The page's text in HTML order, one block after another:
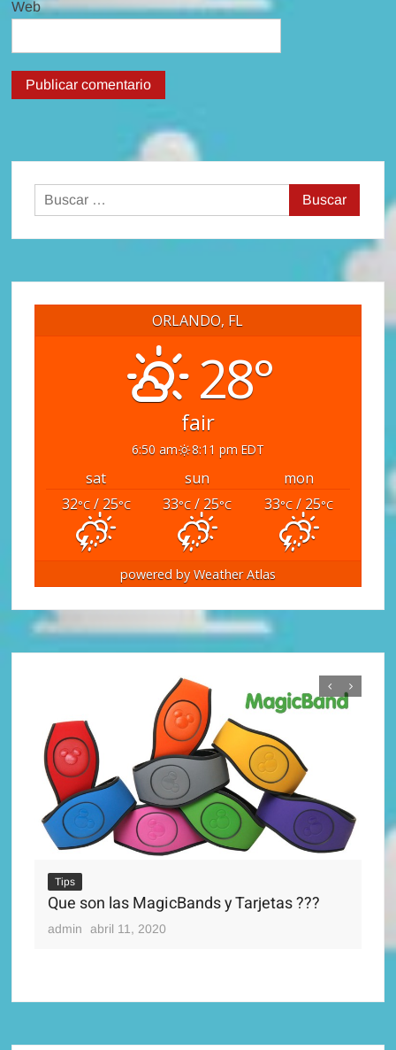
Web
Buscar:
ORLANDO, FL
28°
fair
6:50 am 8:11 pm EDT
sat sun
mon
32°C/ 25°C 33°C / 25°C 33°C / 25°C
powered by Weather Atlas
Tips
Que son las MagicBands y Tarjetas ???
admin abril 11, 2020